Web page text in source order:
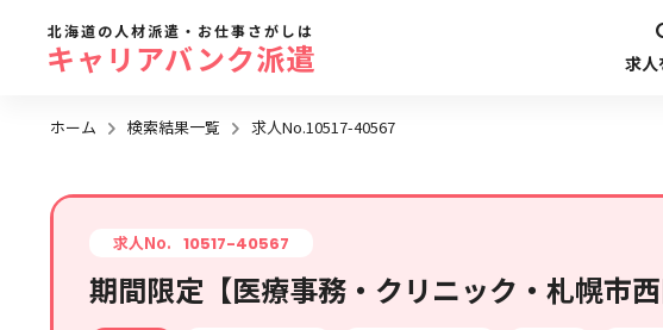
勤務地
札幌市全域
求人履歴はありません。
北海道の人材派遣・お仕事さがしは
キャリアバンク派遣 求人
ホーム 検索結果一覧 求人No.10517-40567
求人No. 10517-40567
期間限定【医療事務・クリニック・札幌市